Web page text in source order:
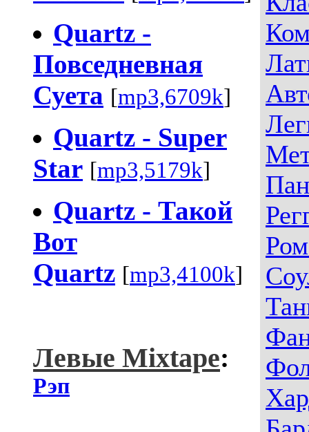
Quartz -
Повседневная
Суета [mp3,6709k]
Quartz - Super
Star [mp3,5179k]
Quartz - Такой
Вот
Quartz [mp3,4100k]
Левые Mixtape:
Рэп